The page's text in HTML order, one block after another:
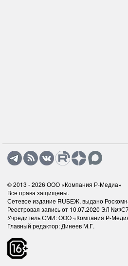
© 2013 - 2026 ООО «Компания Р-Медиа»
Все права защищены.
Сетевое издание RUБЕЖ, выдано
Реестровая запись от 10.07.2020 ЭЛ
Учредитель СМИ: ООО «Компания Р-
Главный редактор: Динеев М.Г.